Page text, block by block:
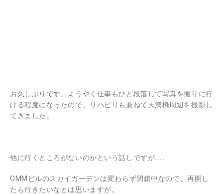
お久しぶりです。ようやく仕事もひと段落して写真を撮りに行
ける程度になったので、リハビリも兼ねて天満橋周辺を撮影し
てきました。
他に行くところがないのかという話しですが……
OMMビルのスカイガーデンは変わらず閉鎖中なので、再開し
たら行きたいなとは思いますが。